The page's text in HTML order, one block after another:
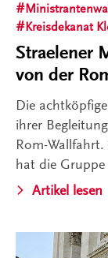
Kreisdekanat
Straelener
von der
Die
ihrer
Rom-
hat die Gruppe
Artikel lesen